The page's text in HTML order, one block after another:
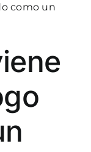
como un